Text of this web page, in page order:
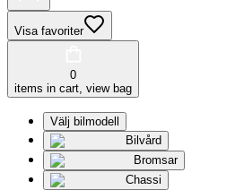
Visa favoriter
0
items in cart, view bag
Välj bilmodell
Bilvård
Bromsar
Chassi